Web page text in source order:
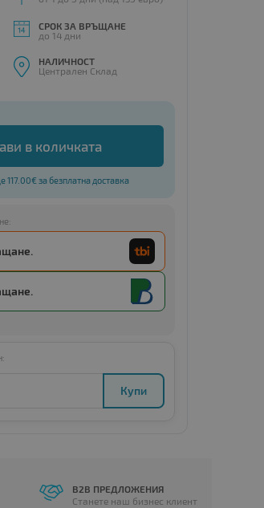
СРОК ЗА ВРЪЩАНЕ
до 14 дни
НАЛИЧНОСТ
Централен Склад
в количката
117.00€ за безплатна доставка
below minimum
Купи
B2B ПРЕДЛОЖЕНИЯ
Станете наш бизнес клиент